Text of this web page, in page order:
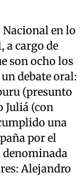
Nacional en lo
a cargo de
son ocho los
debate oral:
(presunto
Juliá (con
una
por el
denominada
Alejandro